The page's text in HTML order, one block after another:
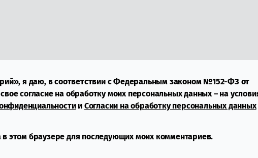
я даю, в соответствии с Федеральным законом №152-ФЗ от
согласие на обработку моих персональных данных – на
и Согласии на обработку персональных данных
этом браузере для последующих моих комментариев.